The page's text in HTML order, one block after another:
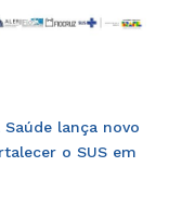
lança novo
o SUS em